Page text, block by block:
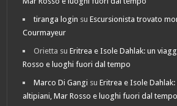
tiranga login suEscursionista trovato
Courmayeur
Orietta suEritrea e Isole Dahlak: un
Rosso e luoghi fuori dal tempo
Marco Di Gangi suEritrea e Isole
altipiani, Mar Rosso e luoghi fuori dal tempo